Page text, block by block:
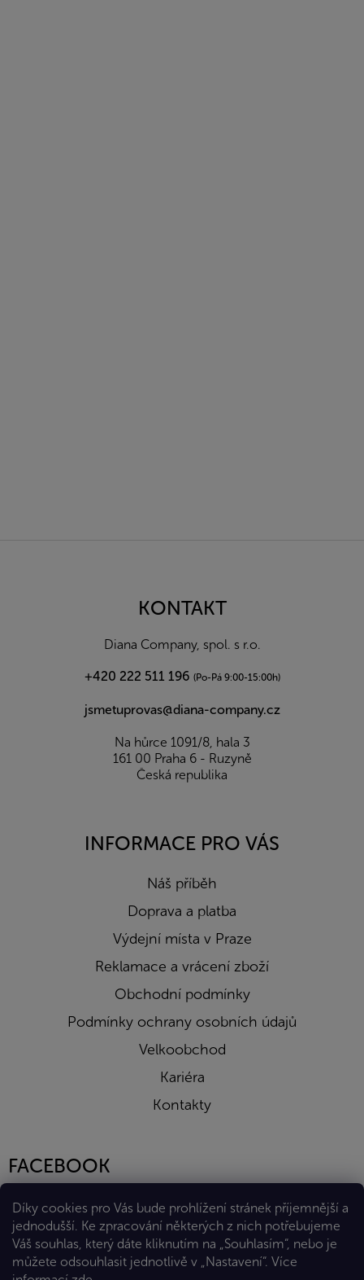
Díky cookies pro Vás bude prohlížení stránek příjemnější a
jednodušší. Ke zpracování některých z nich potřebujeme
Váš souhlas, který dáte kliknutím na „Souhlasím“, nebo je
můžete odsouhlasit jednotlivě v „Nastavení“. Více
KONTAKT
Diana Company, spol. s r.o.
+420 222 511 196 (Po-Pá 9:00-15:00h)
jsmetuprovas@diana-company.cz
Na hůrce 1091/8, hala 3
161 00 Praha 6 - Ruzyně
Česká republika
INFORMACE PRO VÁS
Náš příběh
Doprava a platba
Výdejní místa v Praze
Reklamace a vrácení zboží
Obchodní podmínky
Podmínky ochrany osobních údajů
Velkoobchod
Kariéra
Kontakty
FACEBOOK